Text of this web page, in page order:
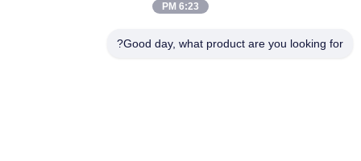
آئروسل
6:23 PM
Good day, what product are you looking for?